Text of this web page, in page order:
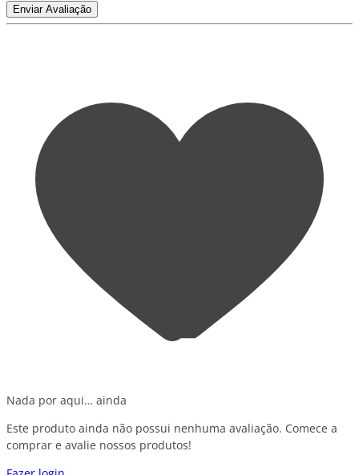
Enviar Avaliação
Nada por aqui… ainda
Este produto ainda não possui nenhuma avaliação. Comece a
comprar e avalie nossos produtos!